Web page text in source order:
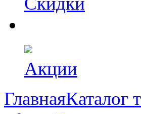
Акции
ГлавнаяКаталог